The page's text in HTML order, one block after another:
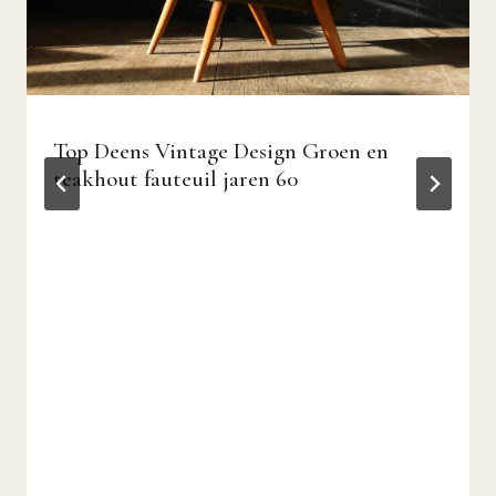
Top Deens Vintage Design Groen en
teakhout fauteuil jaren 60